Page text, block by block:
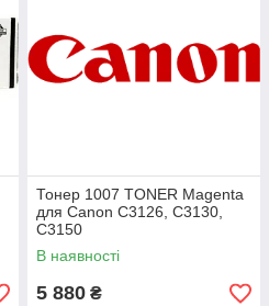
Тонер 1007 TONER Magenta
для Canon C3126, C3130,
C3150
В наявності
5 880 ₴